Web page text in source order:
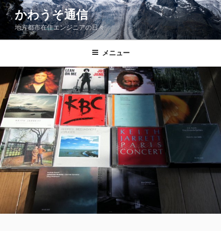
コ
ン
ン
キ
ッ
プ
かわうそ通信
地方都市在住エンジニアの日々
メニュー